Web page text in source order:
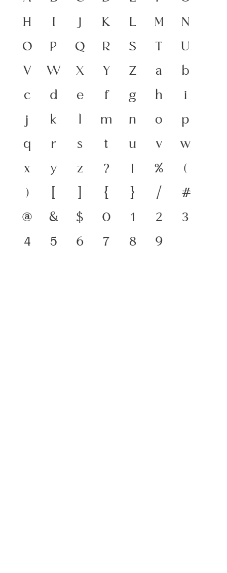
H
I J K L M
N
O
P Q R S T
U
V
W X Y Z a
b
c
d e f g h
i
j
k l m n o
p
q
r s t u v
w
x
y z ? ! %
(
)
[ ] { } /
#
@
& $ 0 1 2
3
4
5 6 7 8 9